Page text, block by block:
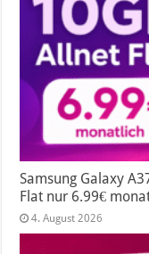
Samsung Galaxy
Flat nur 6.99€
4. August 2026